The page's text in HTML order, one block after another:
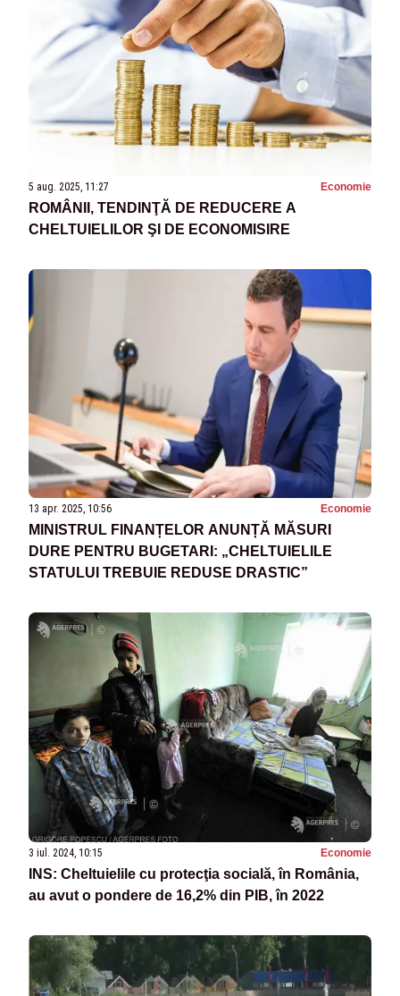
5 aug. 2025, 11:27 Economie
ROMÂNII, TENDINŢĂ DE REDUCERE A
CHELTUIELILOR ŞI DE ECONOMISIRE
13 apr. 2025, 10:56 Economie
MINISTRUL FINANȚELOR ANUNȚĂ MĂSURI
DURE PENTRU BUGETARI: „CHELTUIELILE
STATULUI TREBUIE REDUSE DRASTIC”
3 iul. 2024, 10:15 Economie
INS: Cheltuielile cu protecţia socială, în România,
au avut o pondere de 16,2% din PIB, în 2022